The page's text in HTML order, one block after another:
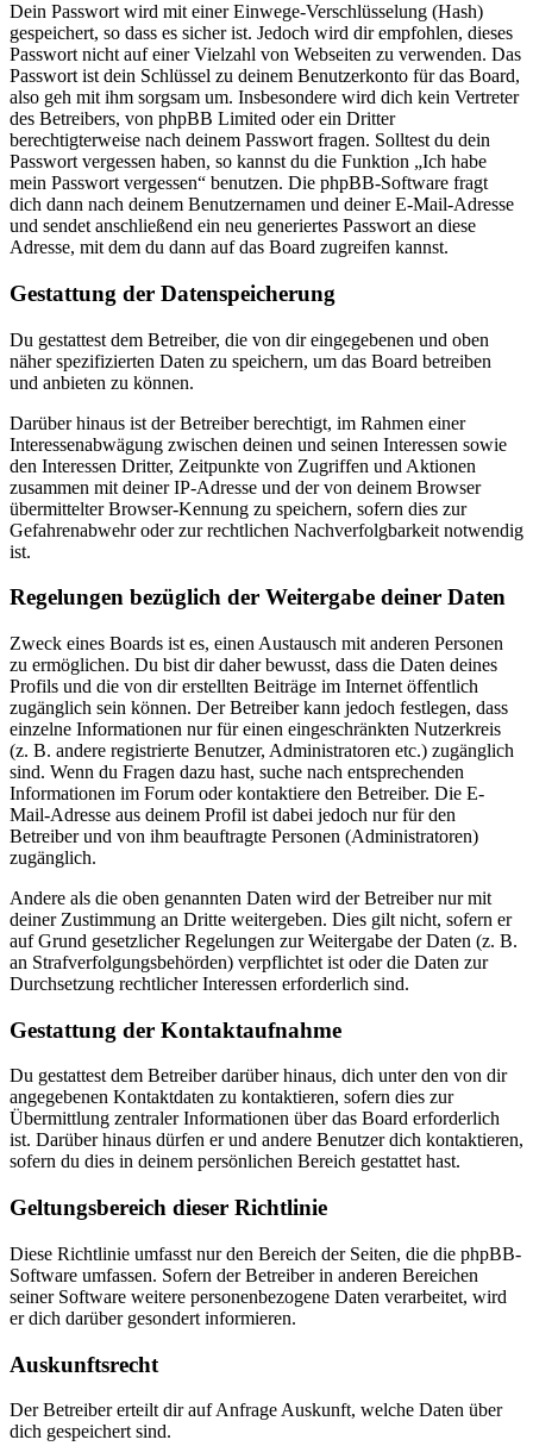
Dein Passwort wird mit einer Einwege-Verschlüsselung (Hash)
gespeichert, so dass es sicher ist. Jedoch wird dir empfohlen, dieses
Passwort nicht auf einer Vielzahl von Webseiten zu verwenden. Das
Passwort ist dein Schlüssel zu deinem Benutzerkonto für das Board,
also geh mit ihm sorgsam um. Insbesondere wird dich kein Vertreter
des Betreibers, von phpBB Limited oder ein Dritter
berechtigterweise nach deinem Passwort fragen. Solltest du dein
Passwort vergessen haben, so kannst du die Funktion „Ich habe
mein Passwort vergessen“ benutzen. Die phpBB-Software fragt
dich dann nach deinem Benutzernamen und deiner E-Mail-Adresse
und sendet anschließend ein neu generiertes Passwort an diese
Adresse, mit dem du dann auf das Board zugreifen kannst.
Gestattung der Datenspeicherung
Du gestattest dem Betreiber, die von dir eingegebenen und oben
näher spezifizierten Daten zu speichern, um das Board betreiben
und anbieten zu können.
Darüber hinaus ist der Betreiber berechtigt, im Rahmen einer
Interessenabwägung zwischen deinen und seinen Interessen sowie
den Interessen Dritter, Zeitpunkte von Zugriffen und Aktionen
zusammen mit deiner IP-Adresse und der von deinem Browser
übermittelter Browser-Kennung zu speichern, sofern dies zur
Gefahrenabwehr oder zur rechtlichen Nachverfolgbarkeit notwendig
ist.
Regelungen bezüglich der Weitergabe deiner Daten
Zweck eines Boards ist es, einen Austausch mit anderen Personen
zu ermöglichen. Du bist dir daher bewusst, dass die Daten deines
Profils und die von dir erstellten Beiträge im Internet öffentlich
zugänglich sein können. Der Betreiber kann jedoch festlegen, dass
einzelne Informationen nur für einen eingeschränkten Nutzerkreis
(z. B. andere registrierte Benutzer, Administratoren etc.) zugänglich
sind. Wenn du Fragen dazu hast, suche nach entsprechenden
Informationen im Forum oder kontaktiere den Betreiber. Die E-
Mail-Adresse aus deinem Profil ist dabei jedoch nur für den
Betreiber und von ihm beauftragte Personen (Administratoren)
zugänglich.
Andere als die oben genannten Daten wird der Betreiber nur mit
deiner Zustimmung an Dritte weitergeben. Dies gilt nicht, sofern er
auf Grund gesetzlicher Regelungen zur Weitergabe der Daten (z. B.
an Strafverfolgungsbehörden) verpflichtet ist oder die Daten zur
Durchsetzung rechtlicher Interessen erforderlich sind.
Gestattung der Kontaktaufnahme
Du gestattest dem Betreiber darüber hinaus, dich unter den von dir
angegebenen Kontaktdaten zu kontaktieren, sofern dies zur
Übermittlung zentraler Informationen über das Board erforderlich
ist. Darüber hinaus dürfen er und andere Benutzer dich kontaktieren,
sofern du dies in deinem persönlichen Bereich gestattet hast.
Geltungsbereich dieser Richtlinie
Diese Richtlinie umfasst nur den Bereich der Seiten, die die phpBB-
Software umfassen. Sofern der Betreiber in anderen Bereichen
seiner Software weitere personenbezogene Daten verarbeitet, wird
er dich darüber gesondert informieren.
Auskunftsrecht
Der Betreiber erteilt dir auf Anfrage Auskunft, welche Daten über
dich gespeichert sind.